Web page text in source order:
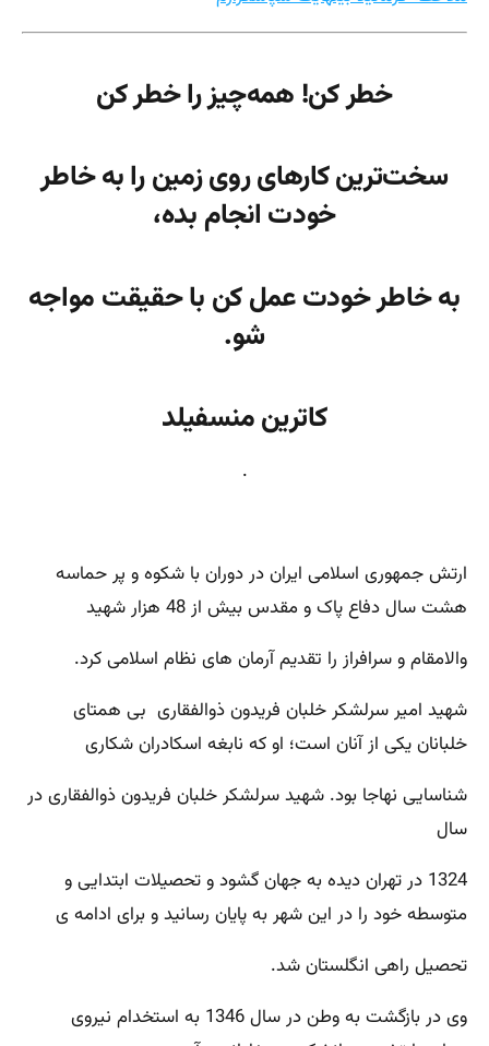
خطر کن! همه‌چیز را خطر کن
سخت‌ترین کارهای روی زمین را به خاطر
خودت انجام بده،
به خاطر خودت عمل کن با حقیقت مواجه
شو.
کاترین منسفیلد
.
ارتش جمهوری اسلامی ایران در دوران با شكوه و پر حماسه
هشت سال دفاع پاک و مقدس بیش از 48 هزار شهید
والامقام و سرافراز را تقدیم آرمان های نظام اسلامی كرد.
شهید امیر سرلشكر خلبان فریدون ذوالفقاری بی همتای
خلبانان یكی از آنان است؛ او كه نابغه اسكادران شكاری
شناسایی نهاجا بود. شهید سرلشكر خلبان فریدون ذوالفقاری در
سال
1324 در تهران دیده به جهان گشود و تحصیلات ابتدایی و
متوسطه خود را در این شهر به پایان رسانید و برای ادامه ‌ی
تحصیل راهی انگلستان شد.
وی در بازگشت به وطن در سال 1346 به استخدام نیروی